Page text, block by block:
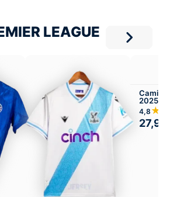
LEAGUE
2025-
4,8
27,99